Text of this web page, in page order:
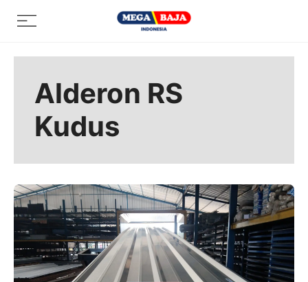
Menu
Alderon RS
Kudus